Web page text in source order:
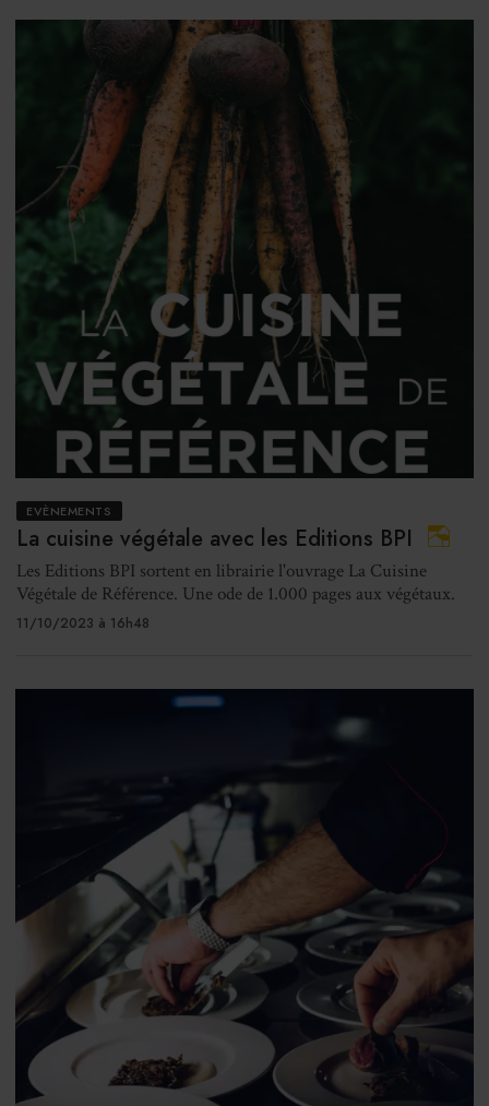
EVÈNEMENTS
La cuisine végétale avec les Editions BPI
Les Editions BPI sortent en librairie l'ouvrage La Cuisine
Végétale de Référence. Une ode de 1.000 pages aux végétaux.
11/10/2023 à 16h48